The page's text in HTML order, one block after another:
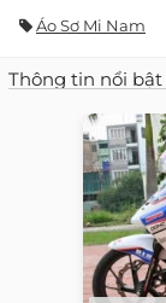
Áo Sơ Mi Nam
Thông tin nổi bật